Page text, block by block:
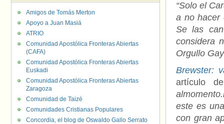
“Solo el
a no hacer
Se las
considera
Orgullo
Brewster:
artículo
este es
con gran
Amigos de Tomás Merton
Apoyo a Juan Masiá
ATRIO
Comunidad Apostólica Fronteras Abiertas
(CAFA)
Comunidad Apostólica Fronteras Abiertas
Euskadi
Comunidad Apostólica Fronteras Abiertas
Zaragoza
Comunidad de Taizé
Comunidades Cristianas Populares
Concordia, el blog de Oswaldo Gallo Serrato